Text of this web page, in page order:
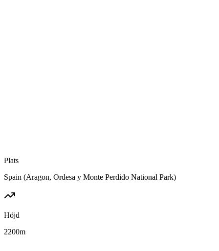
Plats
Spain (Aragon, Ordesa y Monte Perdido National Park)
Höjd
2200m